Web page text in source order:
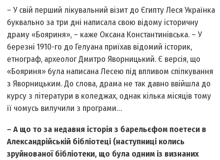
– У свій перший лікувальний візит до Єгипту Леся Українка
буквально за три дні написала свою відому історичну
драму «Бояриня», – каже Оксана Константинівська. – У
березні 1910-го до Гелуана приїхав відомий історик,
етнограф, археолог Дмитро Яворницький. Є версія, що
«Бояриня» була написана Лесею під впливом спілкування
з Яворницьким. До слова, драма не так давно ввійшла до
курсу з літератури в коледжах, однак кілька місяців тому
її чомусь вилучили з програми…
– А що то за недавня історія з барельєфом поетеси в
Александрійській бібліотеці (наступниці колись
зруйнованої бібліотеки, що була одним із визнаних